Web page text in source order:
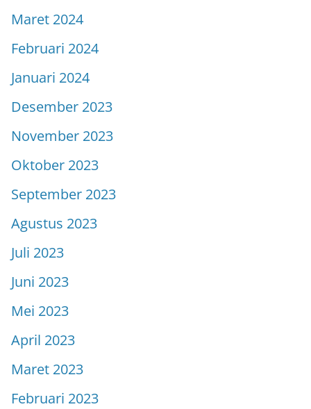
Maret 2024
Februari 2024
Januari 2024
Desember 2023
November 2023
Oktober 2023
September 2023
Agustus 2023
Juli 2023
Juni 2023
Mei 2023
April 2023
Maret 2023
Februari 2023